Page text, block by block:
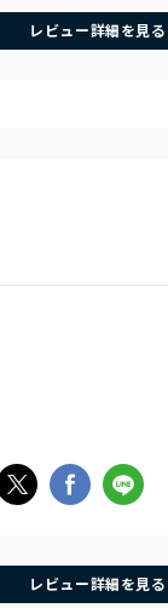
レビュー詳細を見る
レビュー詳細を見る